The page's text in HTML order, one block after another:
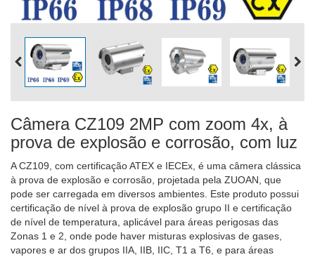
Câmera CZ109 2MP com zoom 4x, à
prova de explosão e corrosão, com luz
A CZ109, com certificação ATEX e IECEx, é uma câmera clássica
à prova de explosão e corrosão, projetada pela ZUOAN, que
pode ser carregada em diversos ambientes. Este produto possui
certificação de nível à prova de explosão grupo II e certificação
de nível de temperatura, aplicável para áreas perigosas das
Zonas 1 e 2, onde pode haver misturas explosivas de gases,
vapores e ar dos grupos IIA, IIB, IIC, T1 a T6, e para áreas